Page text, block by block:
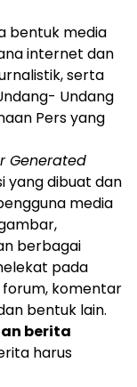
bentuk media
internet dan
serta
Undang
Pers yang
Generated
yang dibuat dan
media
berbagai
pada
forum, komentar
bentuk lain.
berita
harus